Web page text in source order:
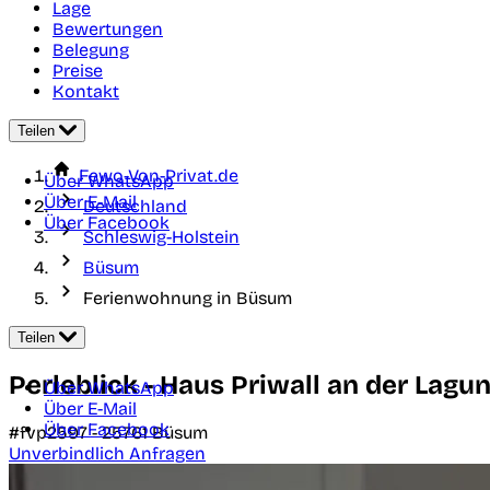
Lage
Bewertungen
Belegung
Preise
Kontakt
Teilen
Über WhatsApp
Über E-Mail
Über Facebook
Fewo-Von-Privat.de
Deutschland
Schleswig-Holstein
Büsum
Ferienwohnung in Büsum
Teilen
Über WhatsApp
Über E-Mail
Über Facebook
Perleblick - Haus Priwall an der
#fvp2597 -25761Büsum
Unverbindlich Anfragen